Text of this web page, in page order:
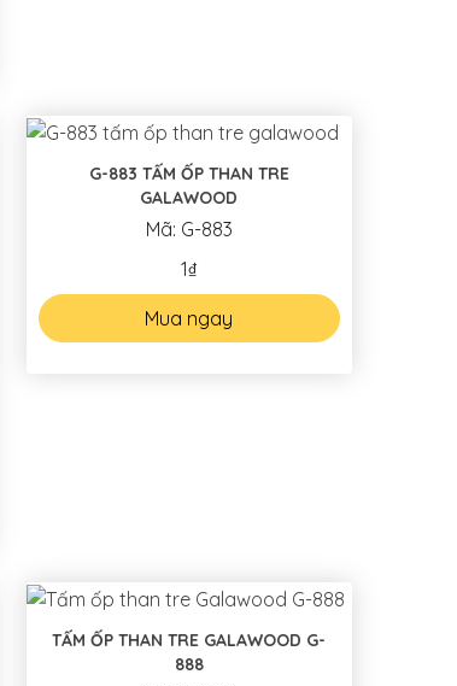
G-883 TẤM ỐP THAN TRE
GALAWOOD
Mã: G-883
1₫
Mua ngay
TẤM ỐP THAN TRE GALAWOOD G-
888